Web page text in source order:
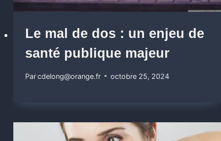
Le mal de dos : un enjeu de
santé publique majeur
Parcdelong@orange.fr octobre 25, 2024